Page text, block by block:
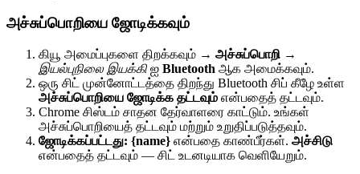
அச்சுப்பொறியை ஜோடிக்கவும்
கியூ அமைப்புகளை திறக்கவும் → அச்சுப்பொறி →
இயல்புநிலை இயக்கி ஐ Bluetooth ஆக அமைக்கவும்.
ஒரு சிட் முன்னோட்டத்தை திறந்து Bluetooth சிப் கீழே உள்ள
அச்சுப்பொறியை ஜோடிக்க தட்டவும் என்பதைத் தட்டவும்.
Chrome சிஸ்டம் சாதன தேர்வாளரை காட்டும். உங்கள்
அச்சுப்பொறியைத் தட்டவும் மற்றும் உறுதிப்படுத்தவும்.
ஜோடிக்கப்பட்டது: {name} என்பதை காண்பீர்கள். அச்சிடு
என்பதைத் தட்டவும் — சிட் உடனடியாக வெளியேறும்.